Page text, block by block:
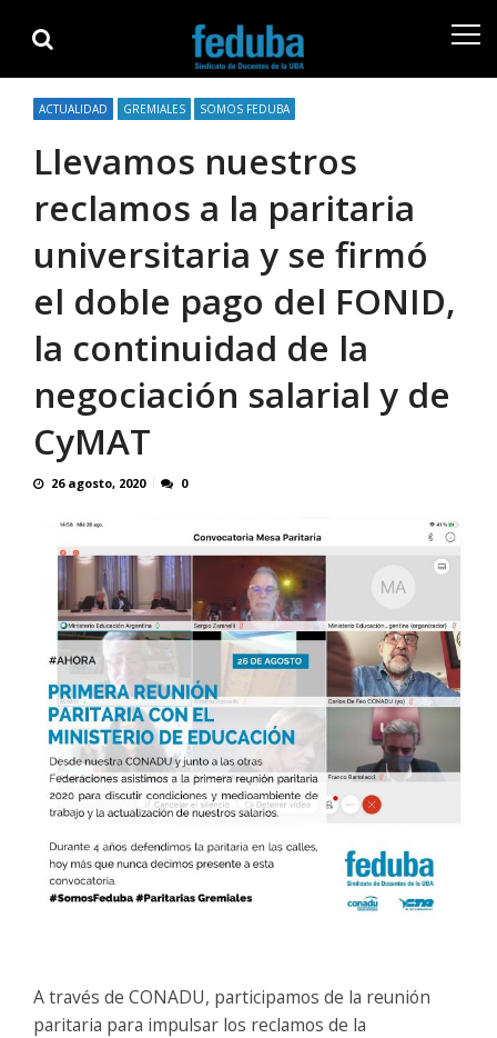
navigation
content
ACTUALIDAD GREMIALES SOMOS FEDUBA
Llevamos nuestros
reclamos a la paritaria
universitaria y se firmó
el doble pago del FONID,
la continuidad de la
negociación salarial y de
CyMAT
26 agosto, 2020 0
A través de CONADU, participamos de la reunión
paritaria para impulsar los reclamos de la